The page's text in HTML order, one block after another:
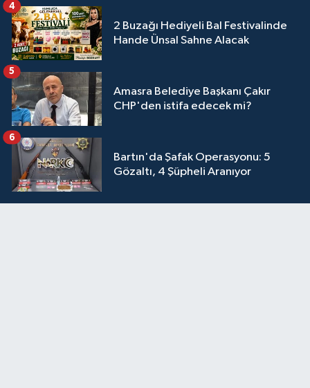
2 Buzağı Hediyeli Bal Festivalinde
Hande Ünsal Sahne Alacak
4
Amasra Belediye Başkanı Çakır
CHP'den istifa edecek mi?
5
Bartın'da Şafak Operasyonu: 5
Gözaltı, 4 Şüpheli Aranıyor
6